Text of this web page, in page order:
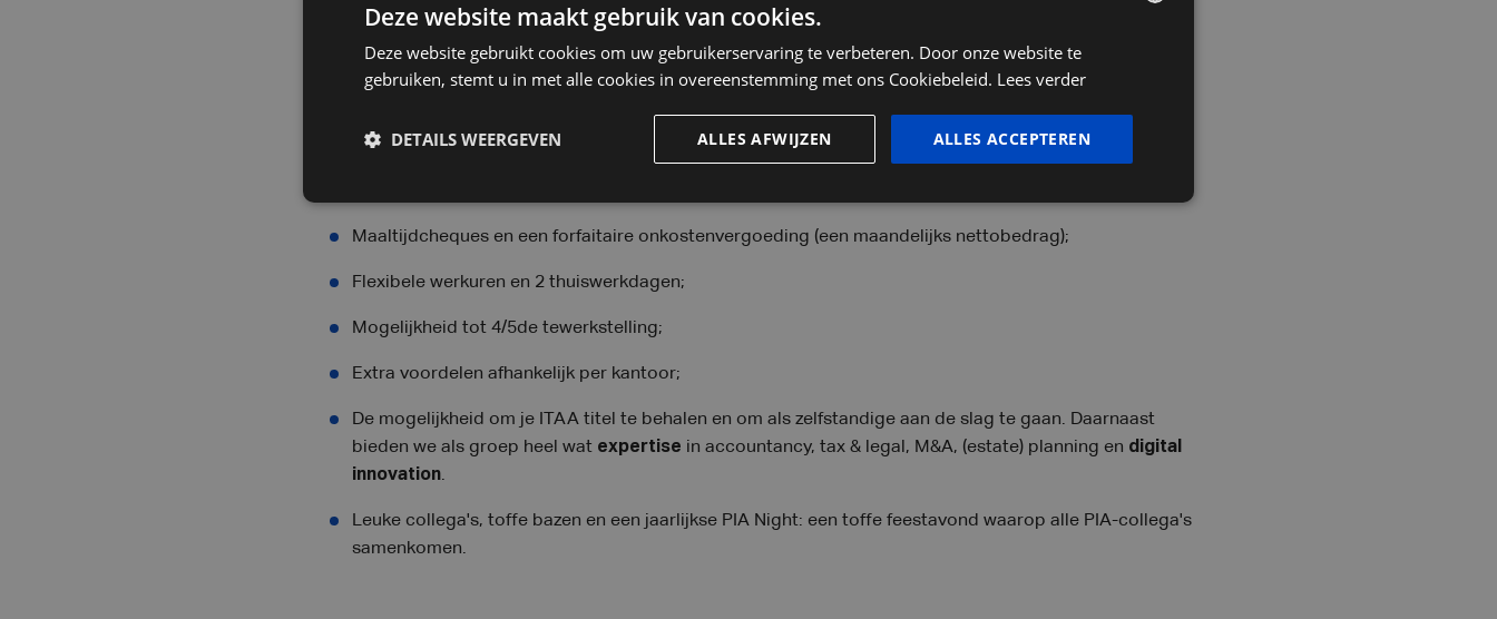
Dit is wat wij jou bieden:
Dat je bij PIA in goede handen bent is duidelijk. Maar wat kan je maandelijks nog meer verwachten? Naast
Een job in een kantoorbij jou in de buurt
Maaltijdcheques en een forfaitaire onkostenvergoeding (een maandelijks nettobedrag);
Flexibele werkuren en 2 thuiswerkdagen;
Mogelijkheid tot 4/5de tewerkstelling;
Extra voordelen afhankelijk per kantoor;
De mogelijkheid om je ITAA titel te behalen en om als zelfstandige aan de slag te gaan. Daarnaast
bieden we als groep heel wat expertise in accountancy, tax & legal, M&A, (estate) planning en digital
innovation.
Leuke collega's, toffe bazen en een jaarlijkse PIA Night: een toffe feestavond waarop alle PIA-collega's
samenkomen.
Deze website maakt gebruik van cookies.
Deze website gebruikt cookies om uw gebruikerservaring te verbeteren. Door onze website te
gebruiken, stemt u in met alle cookies in overeenstemming met ons Cookiebeleid. Lees verder
ALLES ACCEPTEREN
ALLES AFWIJZEN
DETAILS WEERGEVEN